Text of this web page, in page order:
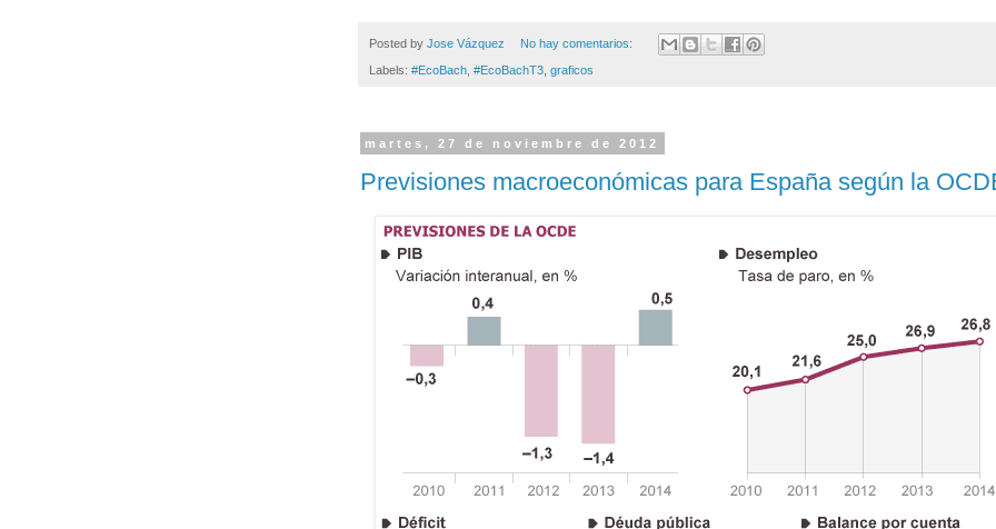
Posted by Jose Vázquez No hay comentarios:
Labels: #EcoBach #EcoBachT3 graficos
martes, 27 de noviembre de 2012
Previsiones macroeconómicas para España según la